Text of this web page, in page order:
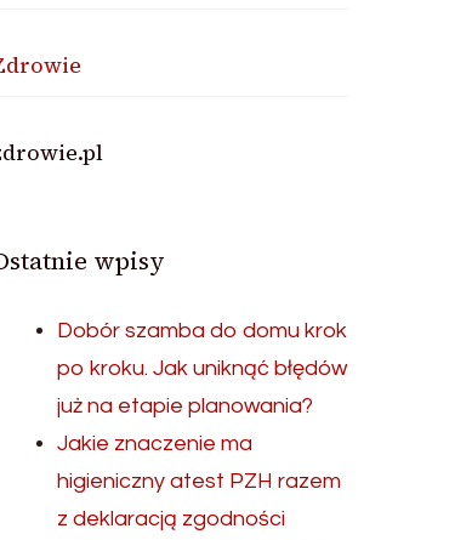
wpisy
Dobór szamba do domu krok
po kroku. Jak uniknąć błędów
już na etapie planowania?
Jakie znaczenie ma
higieniczny atest PZH razem
z deklaracją zgodności